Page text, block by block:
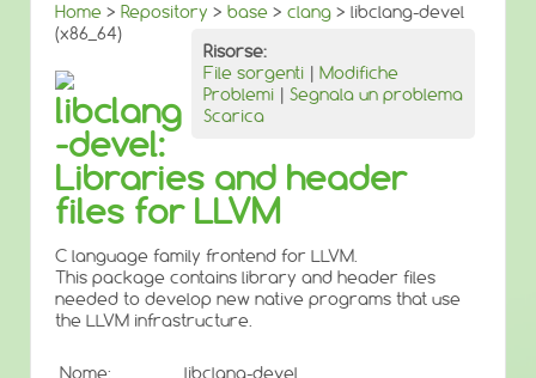
Home > Repository > base > clang > libclang-devel
(x86_64)
Risorse:
File sorgenti | Modifiche
Problemi | Segnala un problema
Scarica
libclang
-devel:
Libraries and header
files for LLVM
C language family frontend for LLVM.
This package contains library and header files
needed to develop new native programs that use
the LLVM infrastructure.
Nome:
libclang-devel